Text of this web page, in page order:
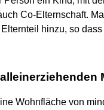
Co-Elternschaft.
hinzu, so
Wohnfläche von